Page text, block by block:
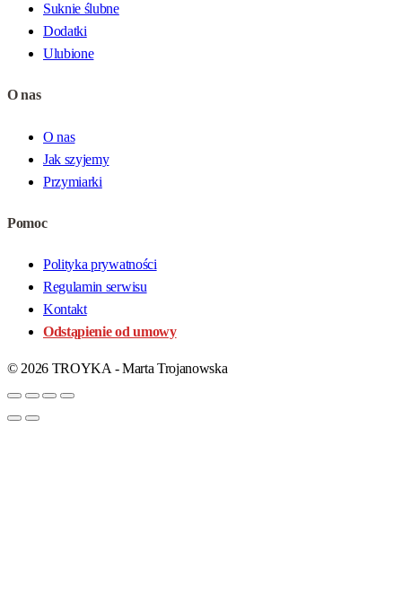
Suknie ślubne
Dodatki
Ulubione
O nas
O nas
Jak szyjemy
Przymiarki
Pomoc
Polityka prywatności
Regulamin serwisu
Kontakt
Odstąpienie od umowy
© 2026 TROYKA - Marta Trojanowska